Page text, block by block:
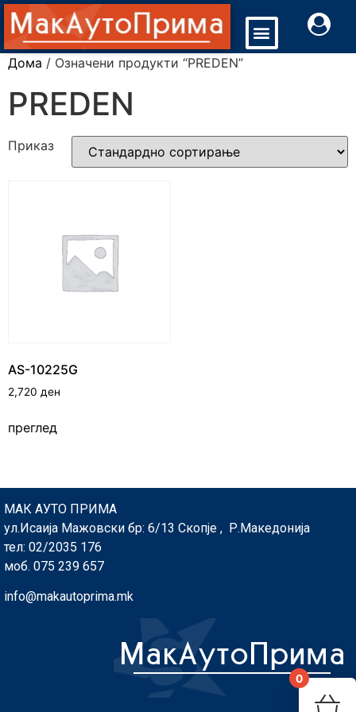
Дома / Означени продукти “PREDEN”
PREDEN
Приказ
AS-10225G
2,720 ден
преглед
МАК АУТО ПРИМА
ул.Исаија Мажовски бр: 6/13 Скопје , Р.Македонија
тел: 02/2035 176
моб. 075 239 657
info@makautoprima.mk
0